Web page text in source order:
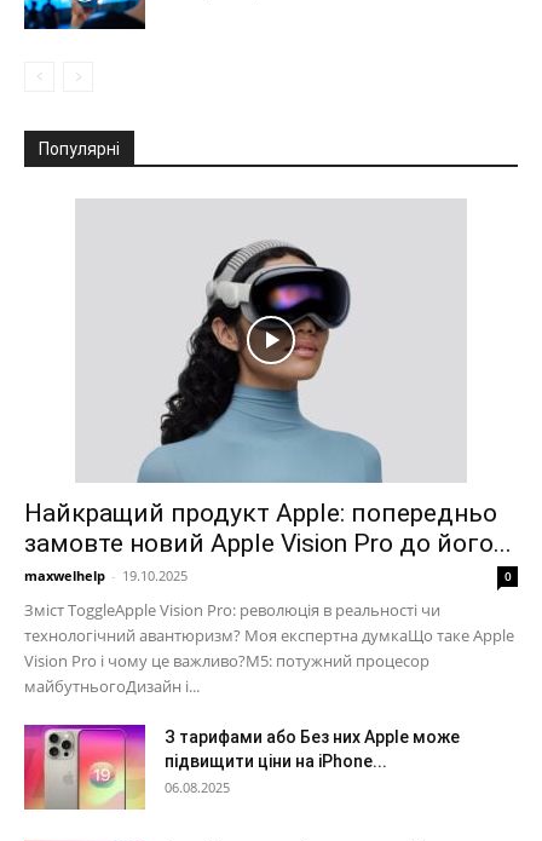
Популярні
Найкращий продукт Apple: попередньо
замовте новий Apple Vision Pro до його...
maxwelhelp - 19.10.2025 0
Зміст ToggleApple Vision Pro: революція в реальності чи
технологічний авантюризм? Моя експертна думкаЩо таке Apple
Vision Pro і чому це важливо?M5: потужний процесор
майбутньогоДизайн і...
З тарифами або Без них Apple може
підвищити ціни на iPhone...
06.08.2025